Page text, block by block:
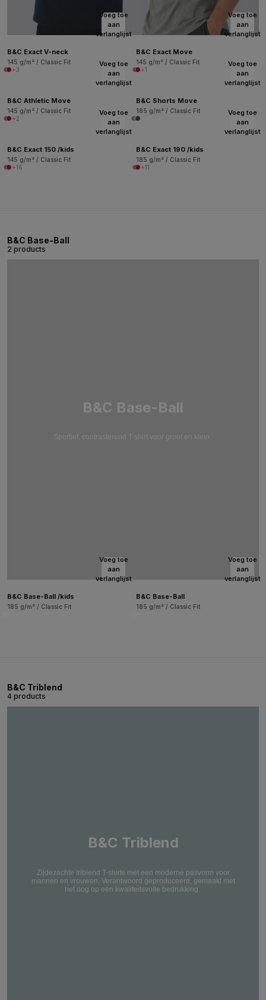
Voeg toe
aan
verlanglijst
B&C Exact V-neck
145 g/m² / Classic Fit
+3
Voeg toe
aan
verlanglijst
B&C Exact Move
145 g/m² / Classic Fit
+1
Voeg toe
aan
verlanglijst
B&C Athletic Move
145 g/m² / Classic Fit
+2
Voeg toe
aan
verlanglijst
B&C Shorts Move
185 g/m² / Classic Fit
Voeg toe
aan
verlanglijst
B&C Exact 150 /kids
145 g/m² / Classic Fit
+16
Voeg toe
aan
verlanglijst
B&C Exact 190 /kids
185 g/m² / Classic Fit
+11
B&C Base-Ball
2 products
B&C Base-Ball
Sportief, contrasterend T-shirt voor groot en klein.
Voeg toe
aan
verlanglijst
B&C Base-Ball /kids
185 g/m² / Classic Fit
Voeg toe
aan
verlanglijst
B&C Base-Ball
185 g/m² / Classic Fit
B&C Triblend
4 products
B&C Triblend
Zijdezachte triblend T-shirts met een moderne pasvorm voor
mannen en vrouwen. Verantwoord geproduceerd, gemaakt met
het oog op een kwaliteitsvolle bedrukking.